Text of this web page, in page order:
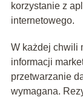
korzystanie z
internetowego.
W każdej chwili
informacji
przetwarzanie
wymagana.